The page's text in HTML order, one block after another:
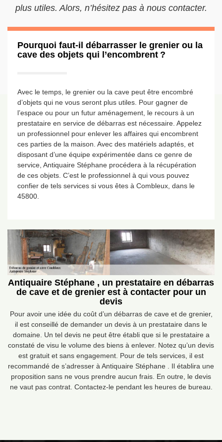
plus utiles. Alors, n’hésitez pas à nous contacter.
Pourquoi faut-il débarrasser le grenier ou la
cave des objets qui l’encombrent ?
Avec le temps, le grenier ou la cave peut être encombré
d’objets qui ne vous seront plus utiles. Pour gagner de
l’espace ou pour un futur aménagement, le recours à un
prestataire en service de débarras est nécessaire. Appelez
un professionnel pour enlever les affaires qui encombrent
ces parties de la maison. Avec des matériels adaptés, et
disposant d’une équipe expérimentée dans ce genre de
service, Antiquaire Stéphane procédera à la récupération
de ces objets. C’est le professionnel à qui vous pouvez
confier de tels services si vous êtes à Combleux, dans le
45800.
Antiquaire Stéphane , un prestataire en débarras
de cave et de grenier est à contacter pour un
devis
Pour avoir une idée du coût d’un débarras de cave et de grenier,
il est conseillé de demander un devis à un prestataire dans le
domaine. Un tel devis ne peut être établi que si le prestataire a
constaté de visu le volume des biens à enlever. Notez qu’un devis
est gratuit et sans engagement. Pour de tels services, il est
recommandé de s’adresser à Antiquaire Stéphane . Il établira une
proposition sans ne vous prendre aucun frais. En outre, le devis
ne vaut pas contrat. Contactez-le pendant les heures de bureau.